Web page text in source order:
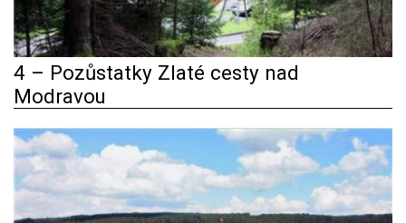
4 – Pozůstatky Zlaté cesty nad
Modravou